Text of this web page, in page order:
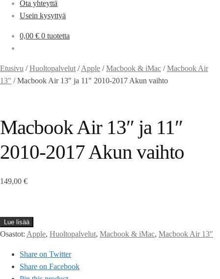
Ota yhteyttä
Usein kysyttyä
0,00 € 0 tuotetta
Etusivu /Huoltopalvelut /Apple /Macbook & iMac /Macbook Air
13" /Macbook Air 13″ ja 11″ 2010-2017 Akun vaihto
Macbook Air 13″ ja 11″
2010-2017 Akun vaihto
149,00 €
Lue lisää
Osastot: Apple, Huoltopalvelut, Macbook & iMac, Macbook Air 13"
Share on Twitter
Share on Facebook